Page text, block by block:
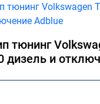
тюнинг
дизель и